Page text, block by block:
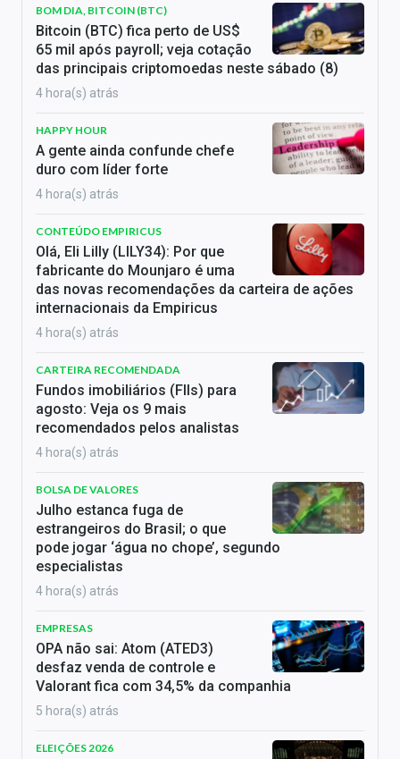
BOM DIA, BITCOIN (BTC)
Bitcoin (BTC) fica perto de US$
65 mil após payroll; veja cotação
das principais criptomoedas neste sábado (8)
4 hora(s) atrás
HAPPY HOUR
A gente ainda confunde chefe
duro com líder forte
4 hora(s) atrás
CONTEÚDO EMPIRICUS
Olá, Eli Lilly (LILY34): Por que
fabricante do Mounjaro é uma
das novas recomendações da carteira de ações
internacionais da Empiricus
4 hora(s) atrás
CARTEIRA RECOMENDADA
Fundos imobiliários (FIIs) para
agosto: Veja os 9 mais
recomendados pelos analistas
4 hora(s) atrás
BOLSA DE VALORES
Julho estanca fuga de
estrangeiros do Brasil; o que
pode jogar ‘água no chope’, segundo
especialistas
4 hora(s) atrás
EMPRESAS
OPA não sai: Atom (ATED3)
desfaz venda de controle e
Valorant fica com 34,5% da companhia
5 hora(s) atrás
ELEIÇÕES 2026